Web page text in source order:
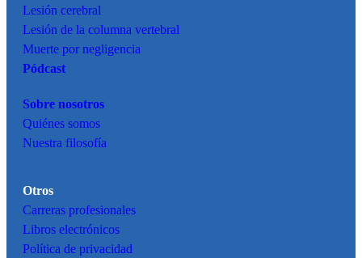
Lesión cerebral
Lesión de la columna vertebral
Muerte por negligencia
Pódcast
Sobre nosotros
Quiénes somos
Nuestra filosofía
Otros
Carreras profesionales
Libros electrónicos
Política de privacidad